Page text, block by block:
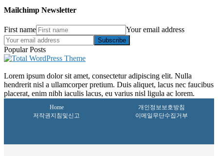
Mailchimp Newsletter
First name Your email address
Subscribe
Popular Posts
Lorem ipsum dolor sit amet, consectetur adipiscing elit. Nulla
hendrerit nisl a ullamcorper pretium. Duis aliquet, lacus nec faucibus
placerat, enim nibh iaculis lacus, eu varius nisl ligula ac lorem.
Home
개인정보보호방침
저작권지침및신고
이메일무단수집거부